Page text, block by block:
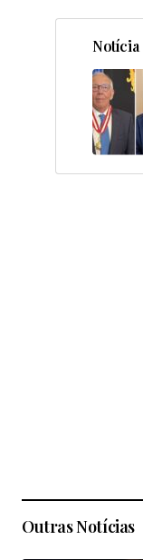
Outras Notícias